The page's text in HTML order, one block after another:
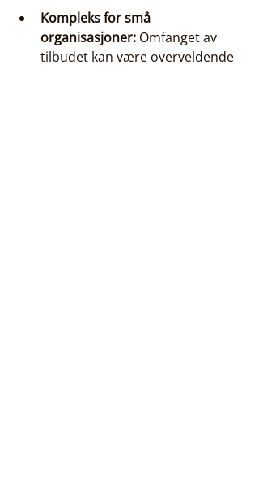
Kompleks for små
organisasjoner: Omfanget av
tilbudet kan være overveldende